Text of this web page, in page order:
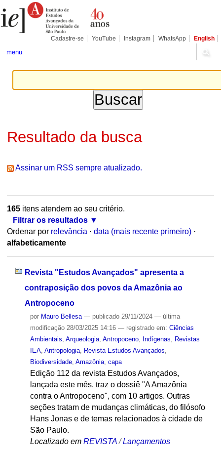
para
conteúdo.
Pessoais
Cadastre-se YouTube Instagram WhatsApp English
menu
Resultado da busca
Assinar um RSS sempre atualizado.
165itens atendem ao seu critério.
Filtrar os resultados
Ordenar por relevância · data (mais recente primeiro) ·
alfabeticamente
Revista "Estudos Avançados" apresenta a
contraposição dos povos da Amazônia ao
Antropoceno
por Mauro Bellesa — publicado29/11/2024 — última
modificação28/03/2025 14:16 — registrado em: Ciências
Ambientais Arqueologia, Antropoceno, Indígenas
Revistas
IEA, Antropologia, Revista Estudos Avançados
Biodiversidade, Amazônia, capa
Edição 112 da revista Estudos Avançados,
lançada este mês, traz o dossiê "A Amazônia
contra o Antropoceno", com 10 artigos. Outras
seções tratam de mudanças climáticas, do filósofo
Hans Jonas e de temas relacionados à cidade de
São Paulo.
Localizado em REVISTA /Lançamentos